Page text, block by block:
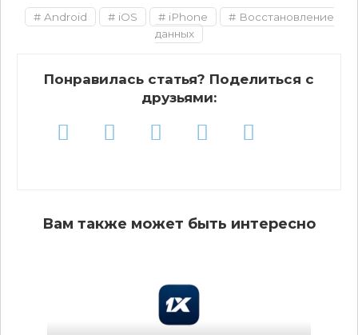
Android iOS iPhone
Восстановление
данных
Понравилась статья? Поделиться с
друзьями:
Вам также может быть интересно